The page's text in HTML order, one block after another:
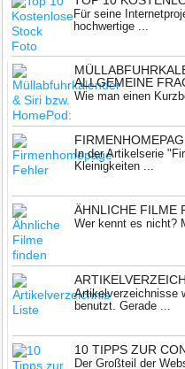
Für seine
hochwertige ...
ALLGEMEINE
Wie man einen
In der Artikelserie
Kleinigkeiten ...
ÄHNLICHE FILME
Wer kennt es nicht?
Artikelverzeichnisse
benutzt. Gerade ...
10 TIPPS ZUR
Der Großteil der